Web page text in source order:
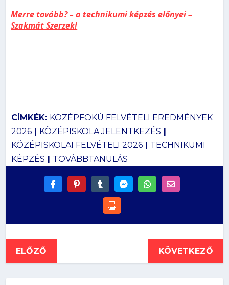
Merre tovább? – a technikumi képzés előnyei –
Szakmát Szerzek!
CÍMKÉK: KÖZÉPFOKÚ FELVÉTELI EREDMÉNYEK
2026| KÖZÉPISKOLA JELENTKEZÉS |
KÖZÉPISKOLAI FELVÉTELI 2026| TECHNIKUMI
KÉPZÉS | TOVÁBBTANULÁS
ELŐZŐ KÖVETKEZŐ